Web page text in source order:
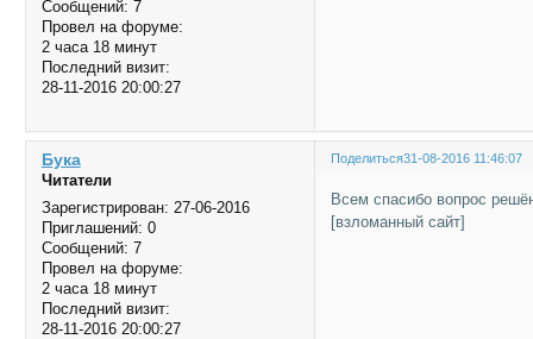
Сообщений: 7
Провел на форуме:
2 часа 18 минут
Последний визит:
28-11-2016 20:00:27
Поделиться31-08-2016 11:46:07
Бука
Читатели
Зарегистрирован: 27-06-2016
Приглашений: 0
Сообщений: 7
Провел на форуме:
2 часа 18 минут
Последний визит:
28-11-2016 20:00:27
Всем спасибо вопрос
[взломанный сайт]